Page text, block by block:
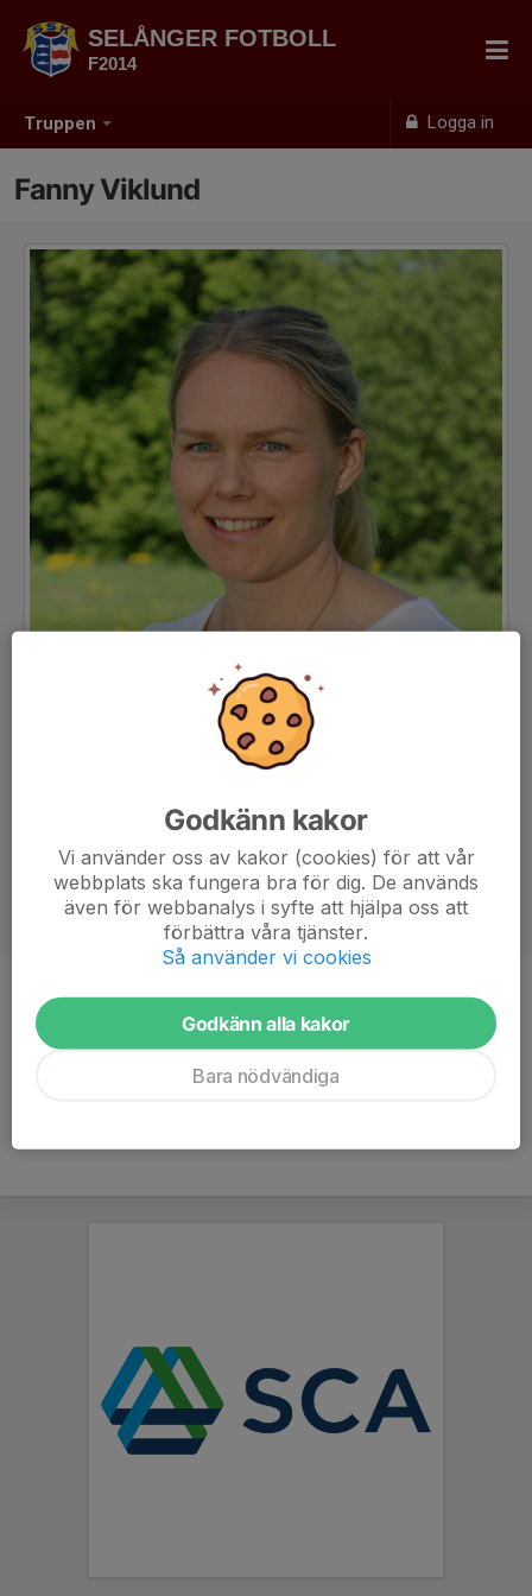
Truppen Logga in
SELÅNGER FOTBOLL
F2014
Fanny Viklund
Titel
Tränare
Ålder
40 år
Godkänn kakor
Vi använder oss av kakor (cookies) för att vår
webbplats ska fungera bra för dig. De används
även för webbanalys i syfte att hjälpa oss att
förbättra våra tjänster.
Så använder vi cookies
Godkänn alla kakor
Bara nödvändiga